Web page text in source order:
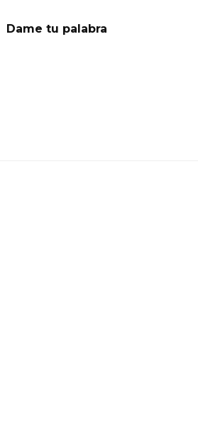
Dame tu palabra